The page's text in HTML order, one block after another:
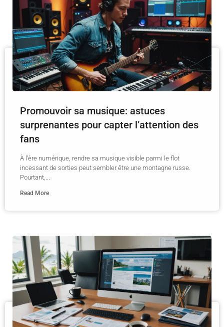
Promouvoir sa musique: astuces
surprenantes pour capter l’attention des
fans
À l’ère numérique, rendre sa musique visible parmi le flot
incessant de sorties peut sembler être une montagne russe.
Pourtant,...
Read More